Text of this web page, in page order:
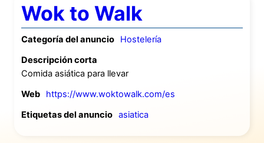
Wok to Walk
Categoría del anuncio
Hostelería
Descripción corta
Comida asiática para llevar
Web
https://www.woktowalk.com/es
Etiquetas del anuncio asiatica